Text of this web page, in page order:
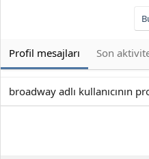
Profil mesajları Son
broadway adlı kullanıcının